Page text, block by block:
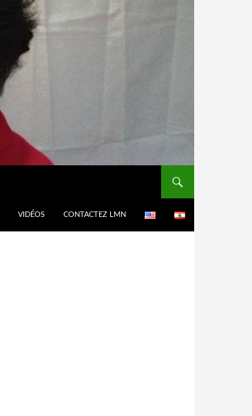
VIDÉOS CONTACTEZ LMN